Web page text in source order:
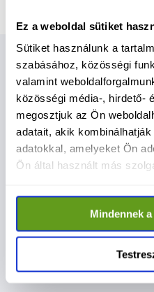
Ez a weboldal sütiket
Sütiket használunk a
szabásához, közösségi
valamint
közösségi média-, hirdető-
megosztjuk az Ön
adatait, akik
adatokkal, amelyeket Ön
Ön által használt más
Mindennek
Kapcsolódó
Nézz meg többet
Most minden
számít -
egyeztetés
Alaptörvény
Június 27-ig bárki
az Alaptörvény 17.
közös döntések alapja a